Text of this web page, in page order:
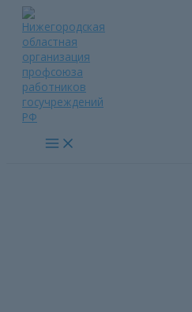
Перейти
содержимому
Main
Menu